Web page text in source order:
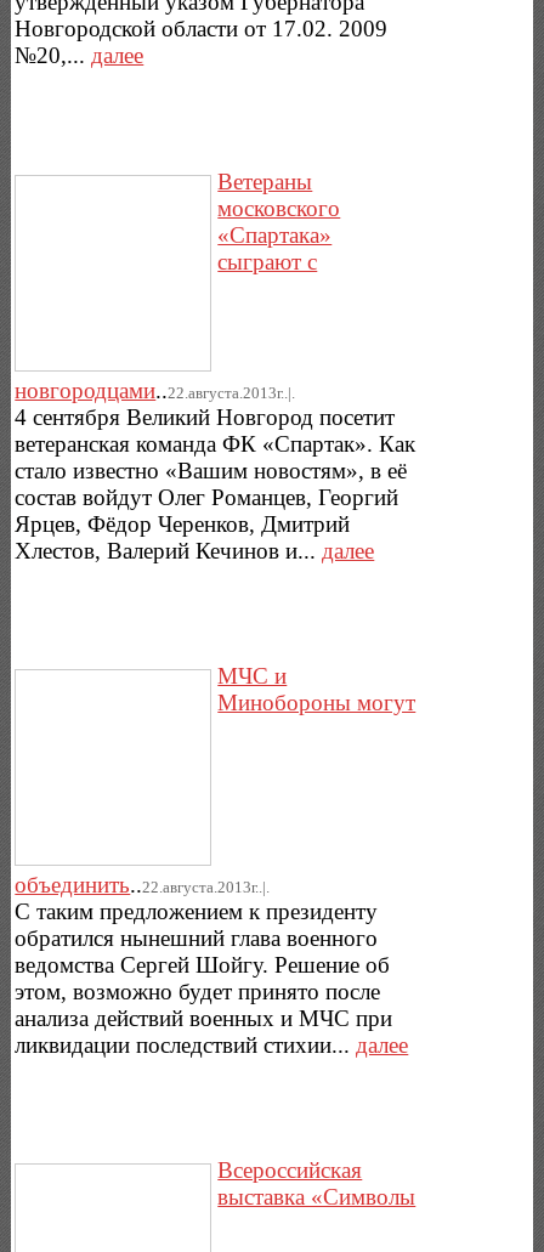
Новгородской области от 17.02. 2009
№20,...далее
Ветераны
московского
«Спартака»
сыграют с
новгородцами..22.августа.2013г..|.
4 сентября Великий Новгород посетит
ветеранская команда ФК «Спартак». Как
стало известно «Вашим новостям», в её
состав войдут Олег Романцев, Георгий
Ярцев, Фёдор Черенков, Дмитрий
Хлестов, Валерий Кечинов и... далее
МЧС и
Минобороны могут
объединить..22.августа.2013г..|.
С таким предложением к президенту
обратился нынешний глава военного
ведомства Сергей Шойгу. Решение об
этом, возможно будет принято после
анализа действий военных и МЧС при
ликвидации последствий стихии... далее
Всероссийская
выставка «Символы